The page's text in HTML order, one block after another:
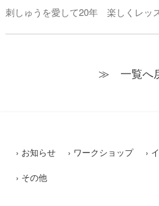
刺しゅうを愛して20年 楽しくレッ
≫ 一覧へ
お知らせ ワークショップ
その他